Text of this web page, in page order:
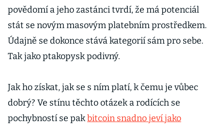
povědomí a jeho zastánci tvrdí, že má potenciál
stát se novým masovým platebním prostředkem.
Údajně se dokonce stává kategorií sám pro sebe.
Tak jako ptakopysk podivný.
Jak ho získat, jak se s ním platí, k čemu je vůbec
dobrý? Ve stínu těchto otázek a rodících se
pochybností se pakbitcoin snadno jeví jako